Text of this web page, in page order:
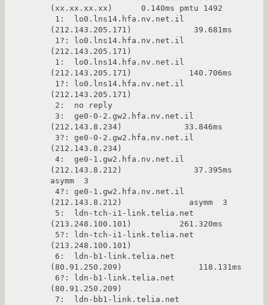
(xx.xx.xx.xx)      0.140ms pmtu 1492
(212.143.205.171)             39.681ms
(212.143.205.171)
(212.143.205.171)            140.706ms
(212.143.205.171)
(212.143.8.234)             33.846ms
(212.143.8.234)
(212.143.8.212)               37.395ms
asymm  3
(212.143.8.212)              asymm  3
(213.248.100.101)          261.320ms
(213.248.100.101)
(80.91.250.209)                118.131ms
(80.91.250.209)